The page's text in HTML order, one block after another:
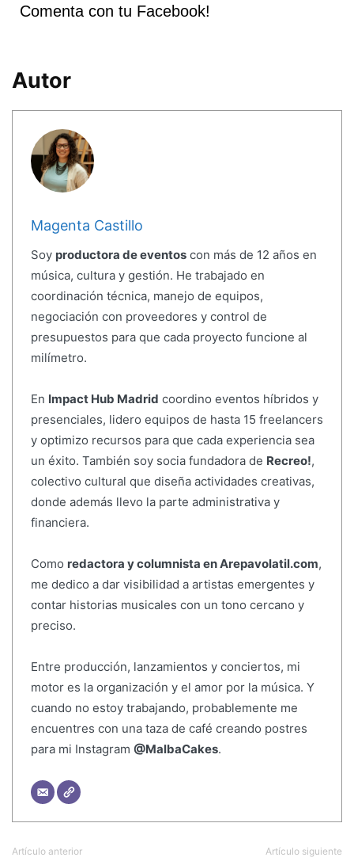
Comenta con tu Facebook!
Autor
Magenta Castillo
Soy productora de eventoscon más de 12 años en
música, cultura y gestión. He trabajado en
coordinación técnica, manejo de equipos,
negociación con proveedores y control de
presupuestos para que cada proyecto funcione al
milímetro.
En Impact Hub Madrid coordino eventos híbridos y
presenciales, lidero equipos de hasta 15 freelancers
y optimizo recursos para que cada experiencia sea
un éxito. También soy socia fundadora de Recreo!,
colectivo cultural que diseña actividades creativas,
donde además llevo la parte administrativa y
financiera.
Como redactora y columnista en Arepavolatil.com,
me dedico a dar visibilidad a artistas emergentes y
contar historias musicales con un tono cercano y
preciso.
Entre producción, lanzamientos y conciertos, mi
motor es la organización y el amor por la música. Y
cuando no estoy trabajando, probablemente me
encuentres con una taza de café creando postres
para mi Instagram @MalbaCakes.
Artículo anterior Artículo siguiente